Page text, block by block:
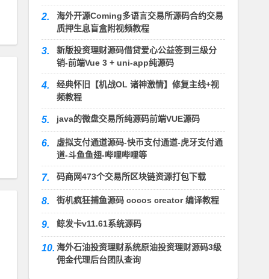
2.
海外开源Coming多语言交易所源码合约交易
质押生息盲盒附视频教程
3.
新版投资理财源码借贷爱心公益签到三级分
销-前端Vue 3 + uni-app纯源码
4.
经典怀旧【机战OL 诸神激情】修复主线+视
频教程
5. java的微盘交易所纯源码前端VUE源码
6.
虚拟支付通道源码-快币支付通道-虎牙支付通
道-斗鱼鱼翅-哔哩哔哩等
7. 码商网473个交易所区块链资源打包下载
8. 街机疯狂捕鱼源码 cocos creator 编译教程
9. 鲸发卡v11.61系统源码
10. 海外石油投资理财系统原油投资理财源码3级
佣金代理后台团队查询